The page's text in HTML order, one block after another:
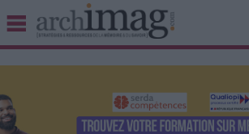
BIBLIOTHÈQUE ÉDITION
UNIVERS DATA